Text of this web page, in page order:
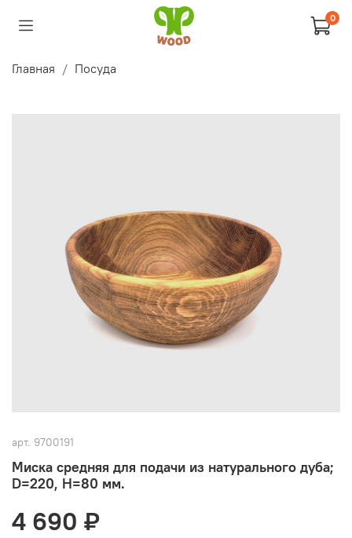
0
Главная Посуда
арт. 9700191
Миска средняя для подачи из натурального дуба;
D=220, H=80 мм.
4 690 ₽